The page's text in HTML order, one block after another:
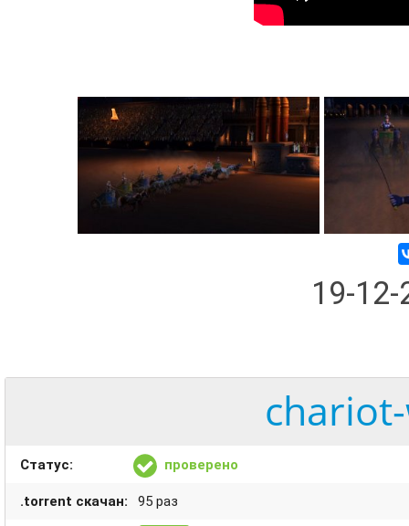
19-
Статус: проверено
.torrent скачан: 95 раз